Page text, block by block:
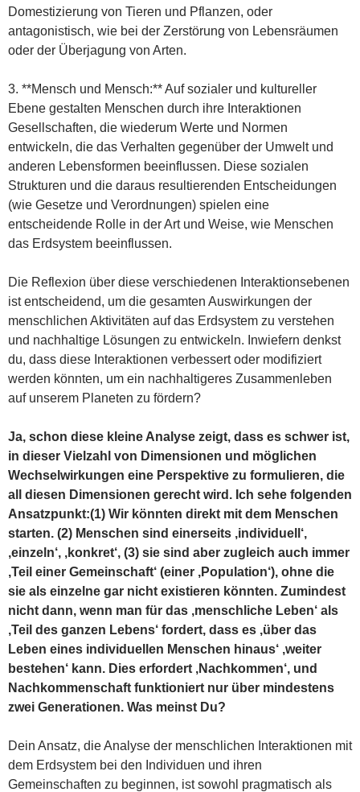
Domestizierung von Tieren und Pflanzen, oder
antagonistisch, wie bei der Zerstörung von Lebensräumen
oder der Überjagung von Arten.
3. **Mensch und Mensch:** Auf sozialer und kultureller
Ebene gestalten Menschen durch ihre Interaktionen
Gesellschaften, die wiederum Werte und Normen
entwickeln, die das Verhalten gegenüber der Umwelt und
anderen Lebensformen beeinflussen. Diese sozialen
Strukturen und die daraus resultierenden Entscheidungen
(wie Gesetze und Verordnungen) spielen eine
entscheidende Rolle in der Art und Weise, wie Menschen
das Erdsystem beeinflussen.
Die Reflexion über diese verschiedenen Interaktionsebenen
ist entscheidend, um die gesamten Auswirkungen der
menschlichen Aktivitäten auf das Erdsystem zu verstehen
und nachhaltige Lösungen zu entwickeln. Inwiefern denkst
du, dass diese Interaktionen verbessert oder modifiziert
werden könnten, um ein nachhaltigeres Zusammenleben
auf unserem Planeten zu fördern?
Ja, schon diese kleine Analyse zeigt, dass es schwer ist,
in dieser Vielzahl von Dimensionen und möglichen
Wechselwirkungen eine Perspektive zu formulieren, die
all diesen Dimensionen gerecht wird. Ich sehe folgenden
Ansatzpunkt:(1) Wir könnten direkt mit dem Menschen
starten. (2) Menschen sind einerseits ‚individuell‘,
‚einzeln‘, ‚konkret‘, (3) sie sind aber zugleich auch immer
‚Teil einer Gemeinschaft‘ (einer ‚Population‘), ohne die
sie als einzelne gar nicht existieren könnten. Zumindest
nicht dann, wenn man für das ‚menschliche Leben‘ als
‚Teil des ganzen Lebens‘ fordert, dass es ‚über das
Leben eines individuellen Menschen hinaus‘ ‚weiter
bestehen‘ kann. Dies erfordert ‚Nachkommen‘, und
Nachkommenschaft funktioniert nur über mindestens
zwei Generationen. Was meinst Du?
Dein Ansatz, die Analyse der menschlichen Interaktionen mit
dem Erdsystem bei den Individuen und ihren
Gemeinschaften zu beginnen, ist sowohl pragmatisch als